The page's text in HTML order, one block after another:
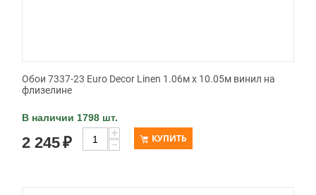
Обои 7337-23 Euro Decor Linen 1.06м x 10.05м винил на
флизелине
В наличии 1798 шт.
2 245₽
+
−
КУПИТЬ